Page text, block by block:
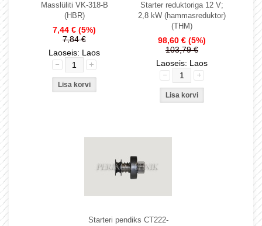
Masslüliti VK-318-B
(HBR)
7,44 € (5%)
7,84 €
Laoseis: Laos
Starter reduktoriga 12 V;
2,8 kW (hammasreduktor)
(THM)
98,60 € (5%)
103,79 €
Laoseis: Laos
Starteri pendiks CT222-